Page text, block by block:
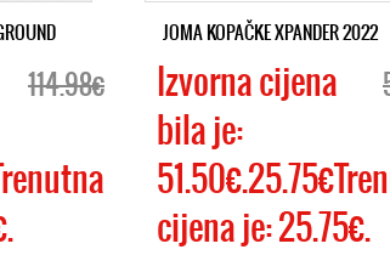
114.98€
JOMA KOPAČKE XPANDER 2022
Izvorna cijena
bila je:
cijena je: 25.75€.